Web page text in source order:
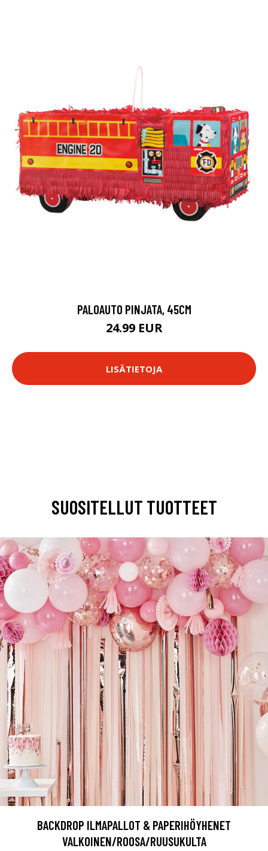
PALOAUTO PINJATA, 45CM
24.99 EUR
LISÄTIETOJA
SUOSITELLUT TUOTTEET
BACKDROP ILMAPALLOT & PAPERIHÖYHENET
VALKOINEN/ROOSA/RUUSUKULTA